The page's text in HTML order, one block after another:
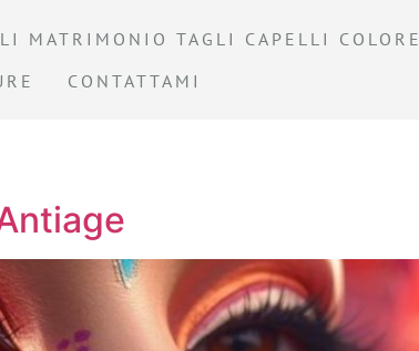
MATRIMONIO TAGLI CAPELLI COLORE
CONTATTAMI